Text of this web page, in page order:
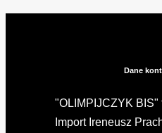
Dane
"OLIMPIJCZYK
Import Ireneusz